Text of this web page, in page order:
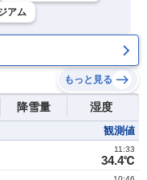
アム
もっと見る
降雪量 湿度
観測値
34.4℃
11:33